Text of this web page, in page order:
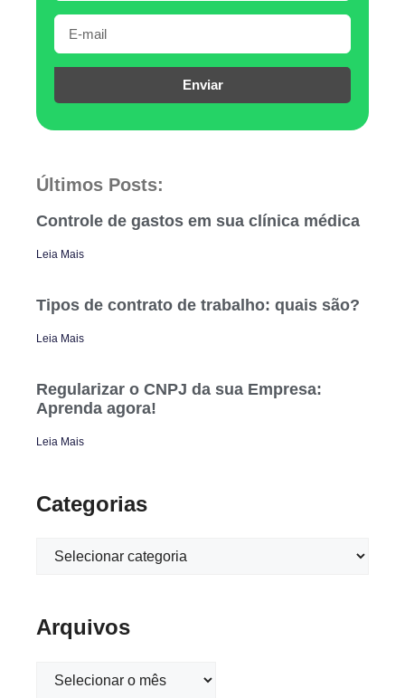
Enviar
Últimos Posts:
Controle de gastos em sua clínica médica
Leia Mais
Tipos de contrato de trabalho: quais são?
Leia Mais
Regularizar o CNPJ da sua Empresa:
Aprenda agora!
Leia Mais
Categorias
Arquivos